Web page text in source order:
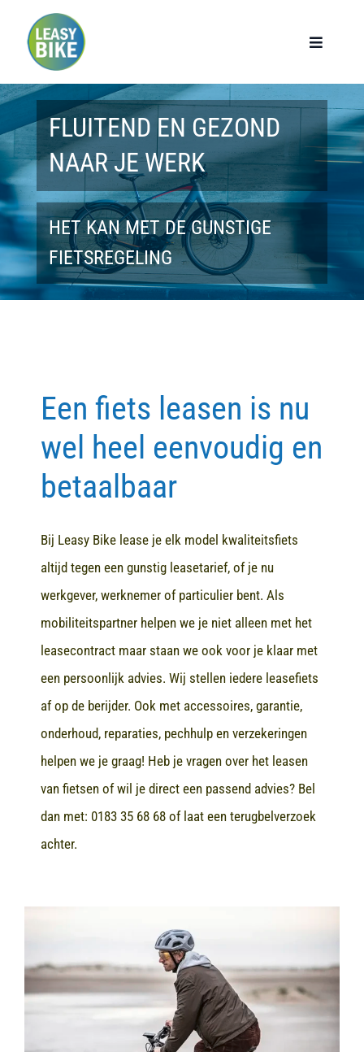
Toggle
Home
Werknemers
Werkgevers
Privé lease
Modellen
Contact
FLUITEND EN GEZOND
NAAR JE WERK
HET KAN MET DE GUNSTIGE
FIETSREGELING
Een fiets leasen is nu
wel heel eenvoudig en
betaalbaar
Bij Leasy Bike lease je elk model kwaliteitsfiets
altijd tegen een gunstig leasetarief, of je nu
werkgever, werknemer of particulier bent. Als
mobiliteitspartner helpen we je niet alleen met het
leasecontract maar staan we ook voor je klaar met
een persoonlijk advies. Wij stellen iedere leasefiets
af op de berijder. Ook met accessoires, garantie,
onderhoud, reparaties, pechhulp en verzekeringen
helpen we je graag! Heb je vragen over het leasen
van fietsen of wil je direct een passend advies? Bel
dan met: 0183 35 68 68of laat een terugbelverzoek
achter.